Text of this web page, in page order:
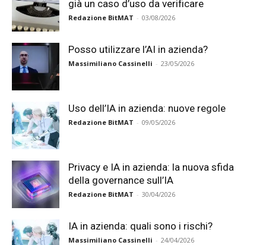
già un caso d’uso da verificare
Redazione BitMAT - 03/08/2026
Posso utilizzare l’AI in azienda?
Massimiliano Cassinelli - 23/05/2026
Uso dell’IA in azienda: nuove regole
Redazione BitMAT - 09/05/2026
Privacy e IA in azienda: la nuova sfida
della governance sull’IA
Redazione BitMAT - 30/04/2026
IA in azienda: quali sono i rischi?
Massimiliano Cassinelli - 24/04/2026